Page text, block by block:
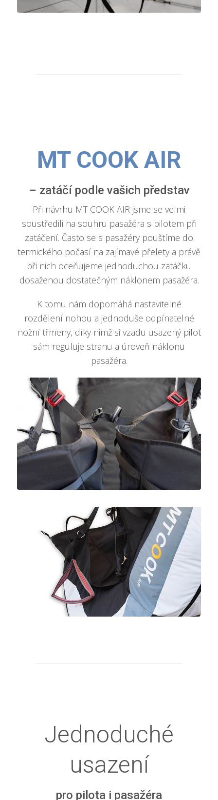
MT COOK AIR
– zatáčí podle vašich představ
Při návrhu MT COOK AIR jsme se velmi
soustředili na souhru pasažéra s pilotem při
zatáčení. Často se s pasažéry pouštíme do
termického počasí na zajímavé přelety a právě
při nich oceňujeme jednoduchou zatáčku
dosaženou dostatečným náklonem pasažéra.
K tomu nám dopomáhá nastavitelné
rozdělení nohou a jednoduše odpínatelné
nožní třmeny, díky nimž si vzadu usazený pilot
sám reguluje stranu a úroveň náklonu
pasažéra.
Jednoduché
usazení
pro pilota i pasažéra